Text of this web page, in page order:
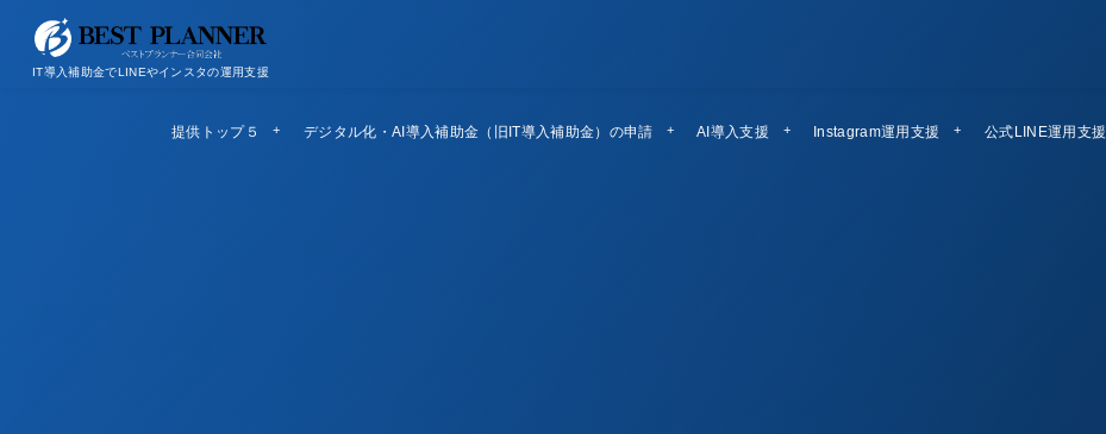
IT導入補助金でLINEやインスタの運用支援
提供トップ５
Top5 デジタル化・AI導入補助金（旧IT導入補助金）の申請 AI導入支援 Instagram運用支援 公式LINE運用支援